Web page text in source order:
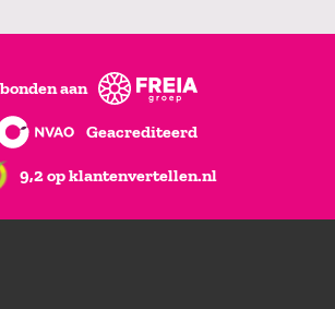
aan
Geacrediteerd
9,2 op klantenvertellen.nl